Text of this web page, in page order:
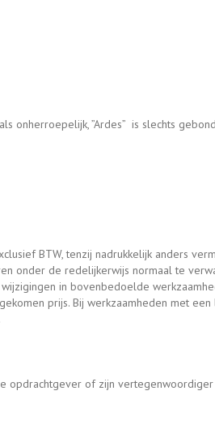
onherroepelijk, ”Ardes” is slechts
BTW, tenzij nadrukkelijk anders
onder de redelijkerwijs normaal te
in bovenbedoelde
prijs. Bij werkzaamheden met
opdrachtgever of zijn